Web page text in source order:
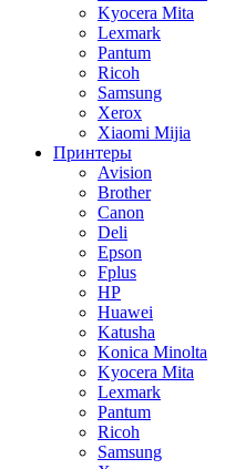
Kyocera Mita
Lexmark
Pantum
Ricoh
Samsung
Xerox
Xiaomi Mijia
Принтеры
Avision
Brother
Canon
Deli
Epson
Fplus
HP
Huawei
Katusha
Konica Minolta
Kyocera Mita
Lexmark
Pantum
Ricoh
Samsung